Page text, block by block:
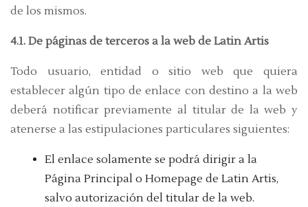
de los mismos.
4.1. De páginas de terceros a la web de Latin Artis
Todo usuario, entidad o sitio web que quiera
establecer algún tipo de enlace con destino a la web
deberá notificar previamente al titular de la web y
atenerse a las estipulaciones particulares siguientes:
El enlace solamente se podrá dirigir a la
Página Principal o Homepage de Latin Artis,
salvo autorización del titular de la web.